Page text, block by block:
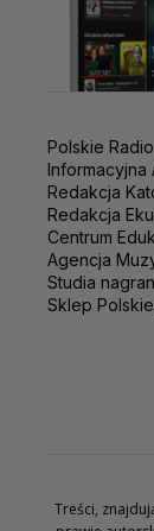
Polskie Radio
Informacyjna
Redakcja
Redakcja
Centrum
Agencja
Studia
Sklep
Treści,